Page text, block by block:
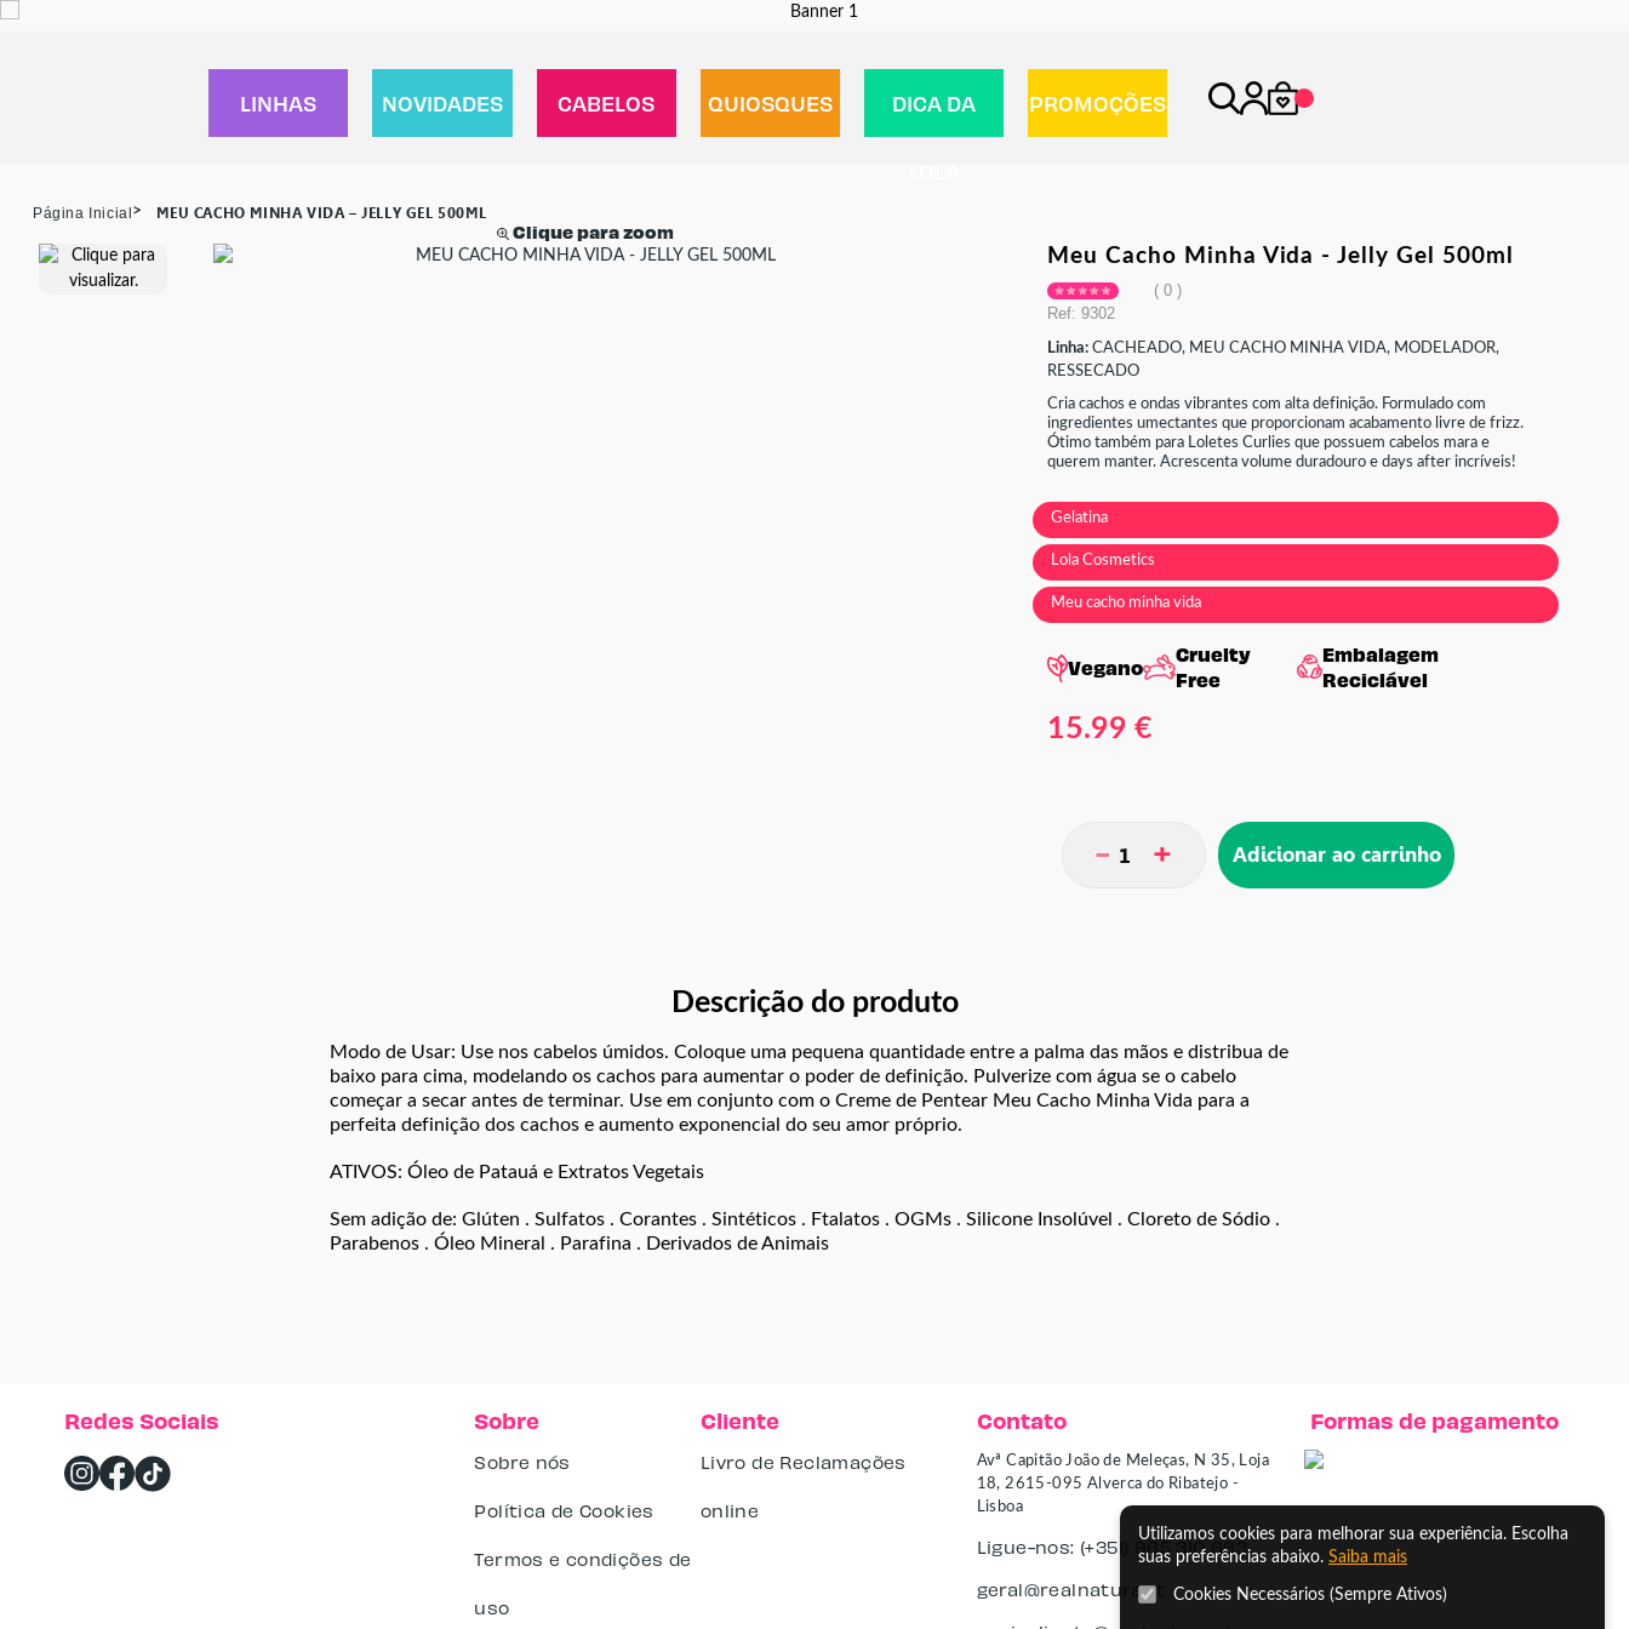
LINHAS NOVIDADES CABELOS QUIOSQUES DICA DA PROMOÇÕES
X
Utilizamos cookies para melhorar sua experiência. Escolha
suas preferências abaixo. Saiba mais
Cookies Necessários (Sempre Ativos)
página inicial MEU CACHO MINHA VIDA – JELLY GEL 500ML
Clique para zoom
meu cacho minha vida - jelly gel 500ml
0
Ref: 9302
Linha: CACHEADO, MEU CACHO MINHA VIDA, MODELADOR,
RESSECADO
Cria cachos e ondas vibrantes com alta definição. Formulado com
ingredientes umectantes que proporcionam acabamento livre de frizz.
Ótimo também para Loletes Curlies que possuem cabelos mara e
querem manter. Acrescenta volume duradouro e days after incríveis!
Gelatina
Lola Cosmetics
Meu cacho minha vida
Vegano
Cruelty
Free
Embalagem
Reciclável
15.99 €
- + Adicionar ao carrinho
Descrição do produto
Modo de Usar: Use nos cabelos úmidos. Coloque uma pequena quantidade entre a palma das mãos e distribua de
baixo para cima, modelando os cachos para aumentar o poder de definição. Pulverize com água se o cabelo
começar a secar antes de terminar. Use em conjunto com o Creme de Pentear Meu Cacho Minha Vida para a
perfeita definição dos cachos e aumento exponencial do seu amor próprio.
ATIVOS: Óleo de Patauá e Extratos Vegetais
Sem adição de: Glúten . Sulfatos . Corantes . Sintéticos . Ftalatos . OGMs . Silicone Insolúvel . Cloreto de Sódio .
Parabenos . Óleo Mineral . Parafina . Derivados de Animais
Redes Sociais Sobre
Sobre nós
Política de Cookies
Termos e condições de
uso
Cliente
Livro de Reclamações
online
Contato
Avª Capitão João de Meleças, N 35, Loja
18, 2615-095 Alverca do Ribatejo -
Lisboa
Ligue-nos: (+351) 965 310 663
geral@realnatura.pt
Formas de pagamento